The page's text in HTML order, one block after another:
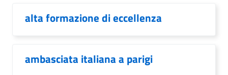
alta formazione di eccellenza
ambasciata italiana a parigi